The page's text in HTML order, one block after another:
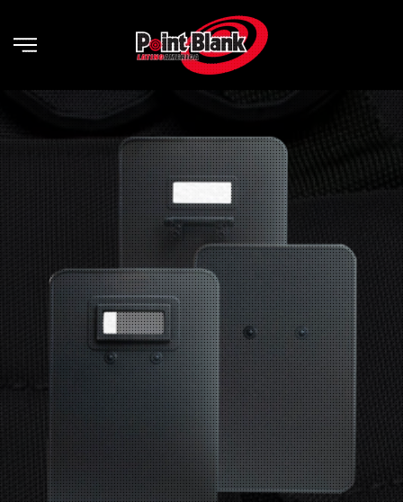
Skip to main content